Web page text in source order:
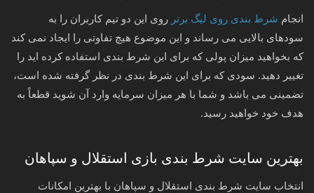
انجام شرط بندی روی لیگ برتر روی این دو تیم کاربران را به
سودهای بالایی می‌ رساند و این موضوع هیچ تفاوتی را ایجاد نمی‌ کند
که بخواهید میزان پولی که برای این شرط‌ بندی استفاده کرده‌ اید را
تغییر دهید. سودی که برای این شرط‌ بندی در نظر گرفته‌ شده است،
تضمینی می‌ باشد و شما با هر میزان سرمایه وارد آن شوید قطعاً به
هدف خود خواهید رسید.
بهترین سایت شرط بندی بازی استقلال و سپاهان
انتخاب سایت شرط بندی استقلال و سپاهان با بهترین امکانات